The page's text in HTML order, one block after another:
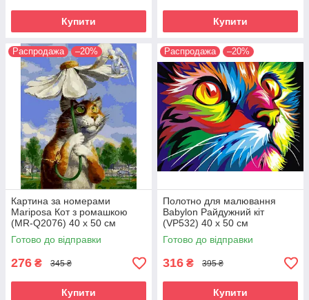
Купити Купити
Распродажа –20%
Картина за номерами
Mariposa Кот з ромашкою
(MR-Q2076) 40 х 50 см
Готово до відправки
276 ₴ 345 ₴
Купити
Распродажа –20%
Полотно для малювання
Babylon Райдужний кіт
(VP532) 40 х 50 см
Готово до відправки
316 ₴ 395 ₴
Купити